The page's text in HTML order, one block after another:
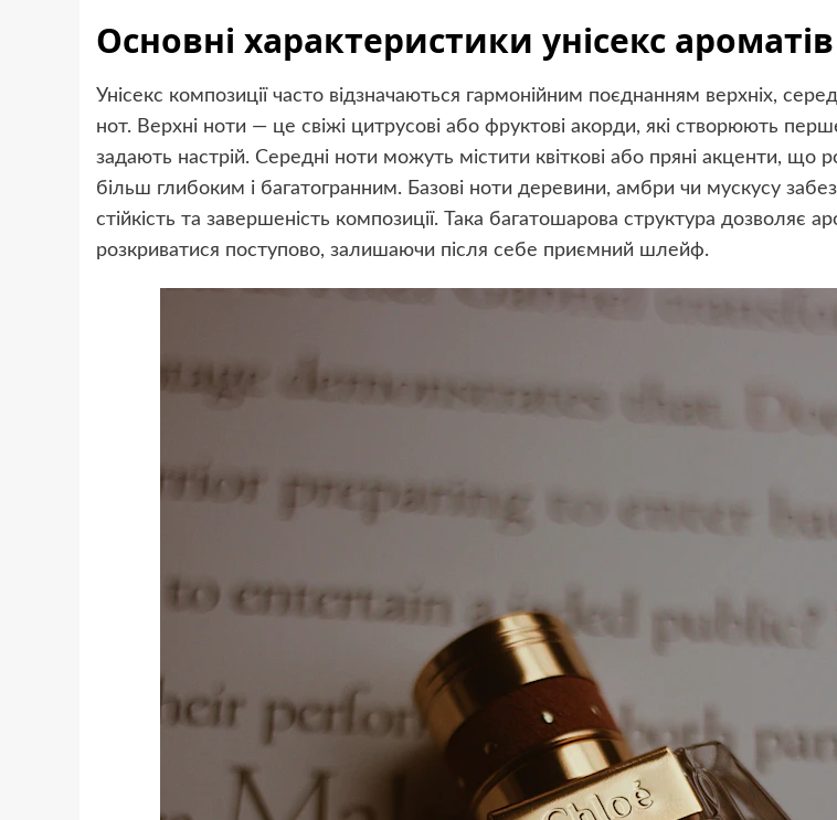
Основні характеристики унісекс ароматів
Унісекс композиції часто відзначаються гармонійним поєднанням верхніх,
нот. Верхні ноти — це свіжі цитрусові або фруктові акорди, які створюють
задають настрій. Середні ноти можуть містити квіткові або пряні акценти, що
більш глибоким і багатогранним. Базові ноти деревини, амбри чи мускусу
стійкість та завершеність композиції. Така багатошарова структура дозволяє
розкриватися поступово, залишаючи після себе приємний шлейф.